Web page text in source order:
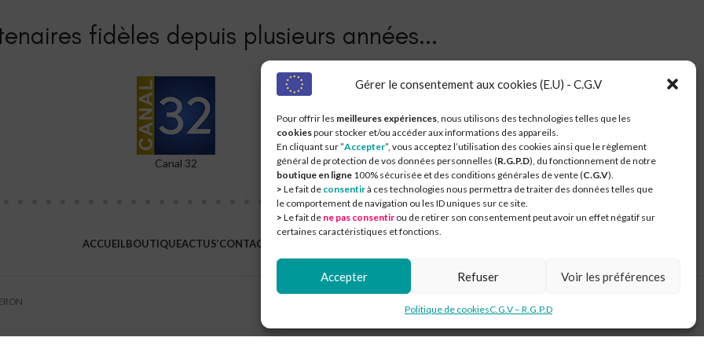
Gérer le consentement aux cookies (E.U) - C.G.V
Pour offrir les meilleures expériences, nous utilisons des technologies telles que les
cookiespour stocker et/ou accéder aux informations des appareils.
En cliquant sur ”Accepter”, vous acceptez l’utilisation des cookies ainsi que le règlement
général de protection de vos données personnelles (R.G.P.D), du fonctionnement de notre
boutique en ligne 100% sécurisée et des conditions générales de vente (C.G.V).
> Le fait de consentirà ces technologies nous permettra de traiter des données telles que
le comportement de navigation ou les ID uniques sur ce site.
> Le fait de ne pas consentir ou de retirer son consentement peut avoir un effet négatif sur
certaines caractéristiques et fonctions.
Accepter Refuser Voir les préférences
Politique de cookiesC.G.V – R.G.P.D
fidèles depuis plusieurs années.​..
L'Est Eclair Communautés de Communes du Chaourçois Val d'Armance
ACCUEILBOUTIQUEACTUS’CONTACT